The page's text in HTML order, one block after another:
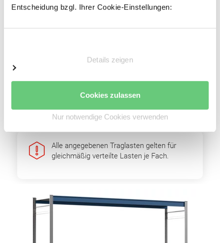
Entscheidung bzgl. Ihrer Cookie-Einstellungen:
Details zeigen
Cookies zulassen
Nur notwendige Cookies verwenden
Stecksystem: einfache und schnelle Montage
Längstraversen zur Auflage der Fachebenen
Anzahl Auflageträger: 8 Stk.
Auflageträger pulverbeschichtet in Enzianblau
Alle angegebenen Traglasten gelten für
gleichmäßig verteilte Lasten je Fach.